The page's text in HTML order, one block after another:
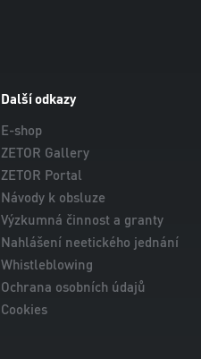
Další odkazy
E-shop
ZETOR Gallery
ZETOR Portal
Návody k obsluze
Výzkumná činnost a granty
Nahlášení neetického jednání
Whistleblowing
Ochrana osobních údajů
Cookies